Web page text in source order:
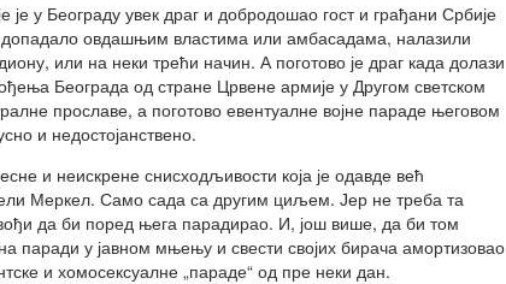
у Београду увек драг и добродошао гост и грађани Србије
допадало овдашњим властима или амбасадама, налазили
или на неки трећи начин. А поготово је драг када долази
Београда од стране Црвене армије у Другом светском
прославе, а поготово евентуалне војне параде његовом
и недостојанствено.
и неискрене снисходљивости која је одавде већ
Меркел. Само сада са другим циљем. Јер не треба та
да би поред њега парадирао. И, још више, да би том
паради у јавном мњењу и свести својих бирача амортизовао
и хомосексуалне „параде“ од пре неки дан.